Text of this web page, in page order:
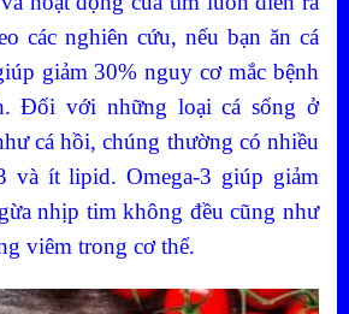
các nghiên cứu, nếu bạn ăn cá
giảm 30% nguy cơ mắc bệnh
Đối với những loại cá sống ở
cá hồi, chúng thường có nhiều
và ít lipid. Omega-3 giúp giảm
nhịp tim không đều cũng như
viêm trong cơ thể.